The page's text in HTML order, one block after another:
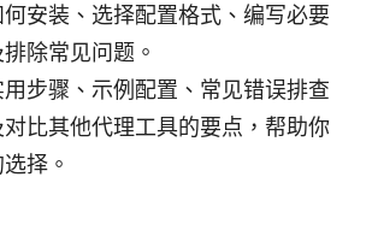
安装、选择配置格式、编写必要
除常见问题。
步骤、示例配置、常见错误排查
比其他代理工具的要点，帮助你
择。